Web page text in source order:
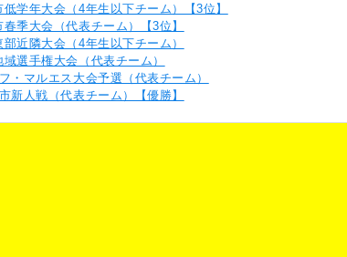
学年大会（4年生以下チーム）【3位】
季大会（代表チーム）【3位】
近隣大会（4年生以下チーム）
選手権大会（代表チーム）
マルエス大会予選（代表チーム）
人戦（代表チーム）【優勝】